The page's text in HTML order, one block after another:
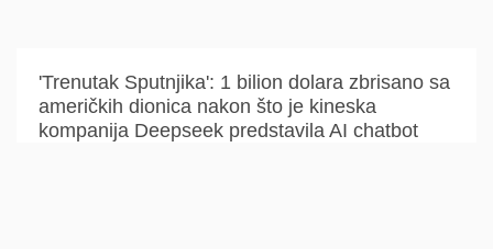
'Trenutak Sputnjika': 1 bilion dolara zbrisano sa
američkih dionica nakon što je kineska
kompanija Deepseek predstavila AI chatbot